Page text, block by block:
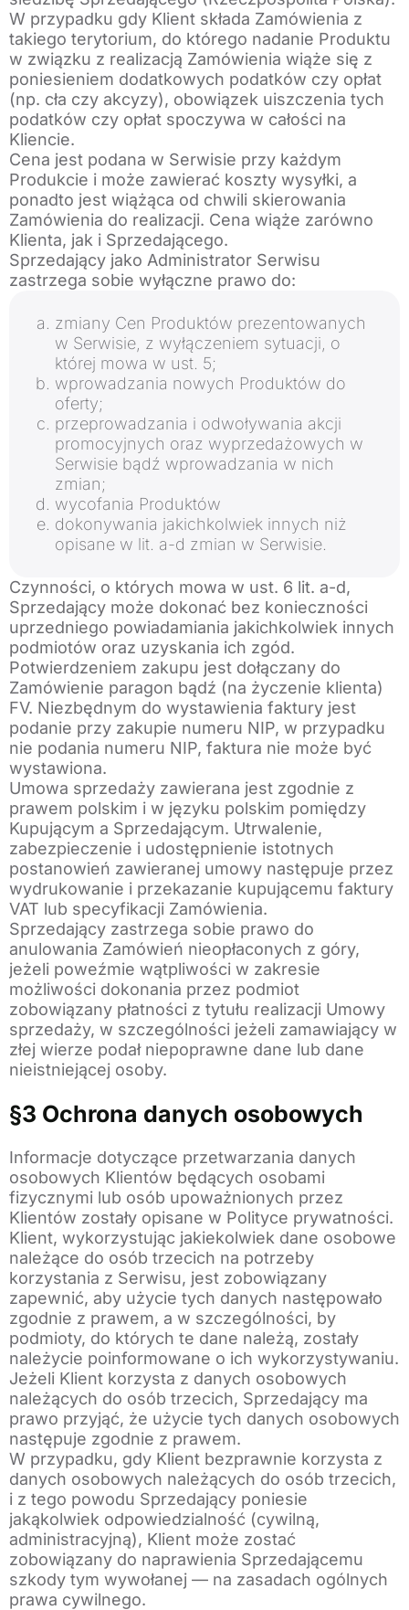
W przypadku gdy Klient składa Zamówienia z
takiego terytorium, do którego nadanie Produktu
w związku z realizacją Zamówienia wiąże się z
poniesieniem dodatkowych podatków czy opłat
(np. cła czy akcyzy), obowiązek uiszczenia tych
podatków czy opłat spoczywa w całości na
Kliencie.
Cena jest podana w Serwisie przy każdym
Produkcie i może zawierać koszty wysyłki, a
ponadto jest wiążąca od chwili skierowania
Zamówienia do realizacji. Cena wiąże zarówno
Klienta, jak i Sprzedającego.
Sprzedający jako Administrator Serwisu
zastrzega sobie wyłączne prawo do:
zmiany Cen Produktów prezentowanych
w Serwisie, z wyłączeniem sytuacji, o
której mowa w ust. 5;
wprowadzania nowych Produktów do
oferty;
przeprowadzania i odwoływania akcji
promocyjnych oraz wyprzedażowych w
Serwisie bądź wprowadzania w nich
zmian;
wycofania Produktów
dokonywania jakichkolwiek innych niż
opisane w lit. a-d zmian w Serwisie.
Czynności, o których mowa w ust. 6 lit. a-d,
Sprzedający może dokonać bez konieczności
uprzedniego powiadamiania jakichkolwiek innych
podmiotów oraz uzyskania ich zgód.
Potwierdzeniem zakupu jest dołączany do
Zamówienie paragon bądź (na życzenie klienta)
FV. Niezbędnym do wystawienia faktury jest
podanie przy zakupie numeru NIP, w przypadku
nie podania numeru NIP, faktura nie może być
wystawiona.
Umowa sprzedaży zawierana jest zgodnie z
prawem polskim i w języku polskim pomiędzy
Kupującym a Sprzedającym. Utrwalenie,
zabezpieczenie i udostępnienie istotnych
postanowień zawieranej umowy następuje przez
wydrukowanie i przekazanie kupującemu faktury
VAT lub specyfikacji Zamówienia.
Sprzedający zastrzega sobie prawo do
anulowania Zamówień nieopłaconych z góry,
jeżeli poweźmie wątpliwości w zakresie
możliwości dokonania przez podmiot
zobowiązany płatności z tytułu realizacji Umowy
sprzedaży, w szczególności jeżeli zamawiający w
złej wierze podał niepoprawne dane lub dane
nieistniejącej osoby.
§3 Ochrona danych osobowych
Informacje dotyczące przetwarzania danych
osobowych Klientów będących osobami
fizycznymi lub osób upoważnionych przez
Klientów zostały opisane w Polityce prywatności.
Klient, wykorzystując jakiekolwiek dane osobowe
należące do osób trzecich na potrzeby
korzystania z Serwisu, jest zobowiązany
zapewnić, aby użycie tych danych następowało
zgodnie z prawem, a w szczególności, by
podmioty, do których te dane należą, zostały
należycie poinformowane o ich wykorzystywaniu.
Jeżeli Klient korzysta z danych osobowych
należących do osób trzecich, Sprzedający ma
prawo przyjąć, że użycie tych danych osobowych
następuje zgodnie z prawem.
W przypadku, gdy Klient bezprawnie korzysta z
danych osobowych należących do osób trzecich,
i z tego powodu Sprzedający poniesie
jakąkolwiek odpowiedzialność (cywilną,
administracyjną), Klient może zostać
zobowiązany do naprawienia Sprzedającemu
szkody tym wywołanej — na zasadach ogólnych
prawa cywilnego.